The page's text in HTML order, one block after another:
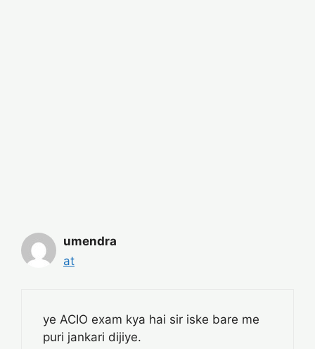
umendra
at
ye ACIO exam kya hai sir iske bare me
puri jankari dijiye.